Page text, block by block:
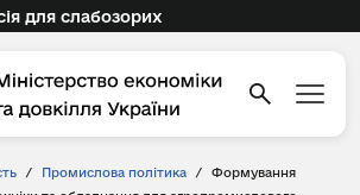
для слабозорих
/ Промислова політика /
Формування